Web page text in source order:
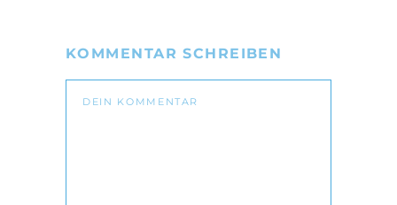
KOMMENTAR SCHREIBEN